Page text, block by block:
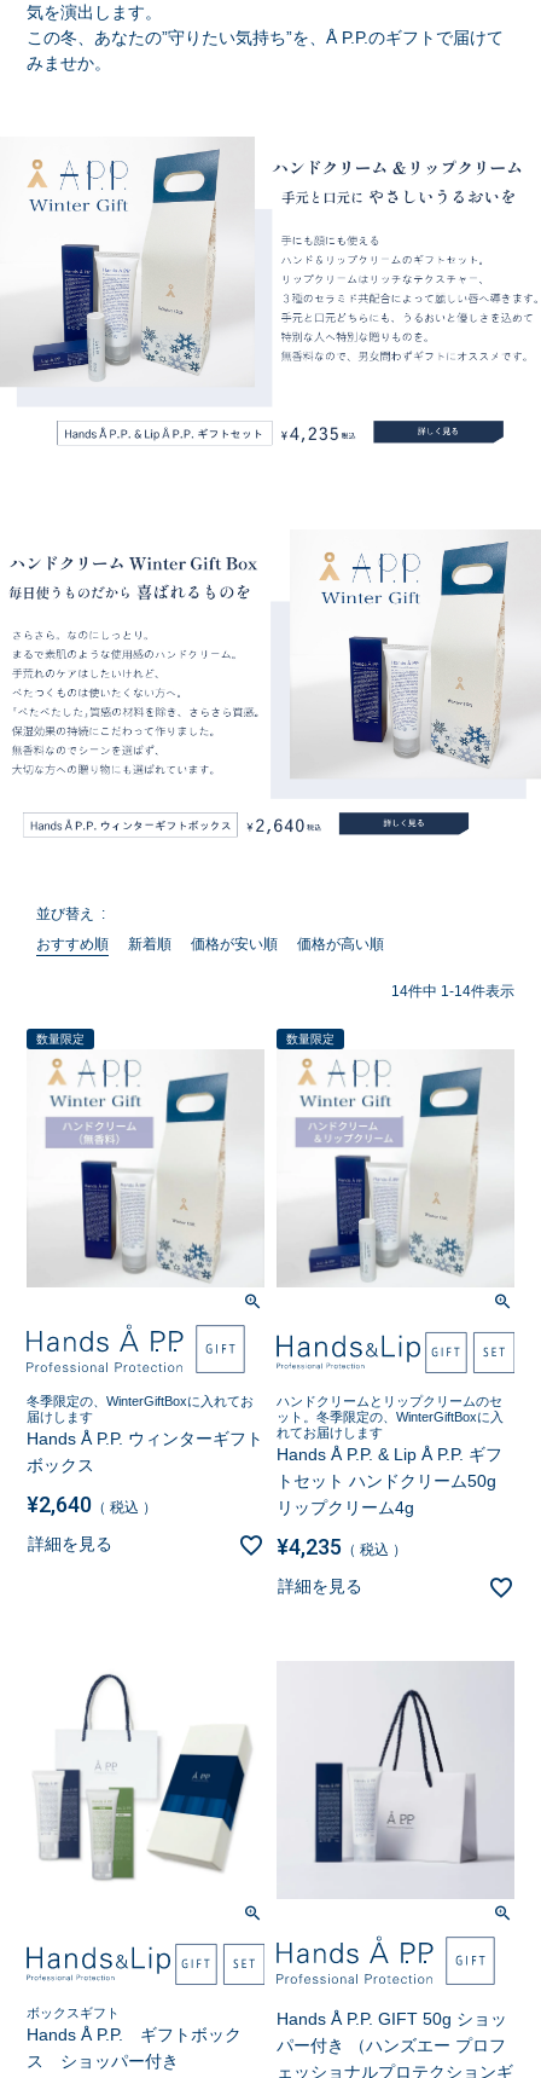
気を演出します。
この冬、あなたの”守りたい気持ち”を、Å P.P.のギフトで届けて
みませか。
並び替え
おすすめ順
新着順 価格が安い順 価格が高い順
14件中 1-14件表示
数量限定
冬季限定の、WinterGiftBoxに入れてお
届けします
Hands Å P.P. ウィンターギフト
ボックス
¥2,640 税込
詳細を見る
数量限定
ハンドクリームとリップクリームのセ
ット。冬季限定の、WinterGiftBoxに入
れてお届けします
Hands Å P.P. & Lip Å P.P. ギフ
トセット ハンドクリーム50g
リップクリーム4g
¥4,235 税込
詳細を見る
ボックスギフト
Hands Å P.P. ギフトボック
ス ショッパー付き
Hands Å P.P. GIFT 50g ショッ
パー付き （ハンズエー プロフ
ェッショナルプロテクションギ